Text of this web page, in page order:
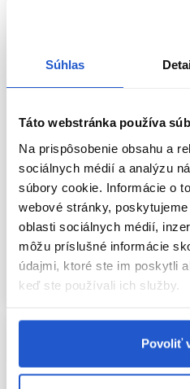
Súhlas
Táto webstránka používa
Na prispôsobenie obsahu a
sociálnych médií a analýzu
súbory cookie. Informácie o
webové stránky,
oblasti sociálnych médií,
môžu príslušné informácie
údajmi, ktoré ste im poskytli
keď ste používali ich služby.
Povoliť
Enrich hĺbkovo vyživujúca maska
na suché vlasy 150ml
Wella Professionals
Hydratačné masky na vlasy
15.30 €
12.50 €
Kúpiť
Skladom ㅤ